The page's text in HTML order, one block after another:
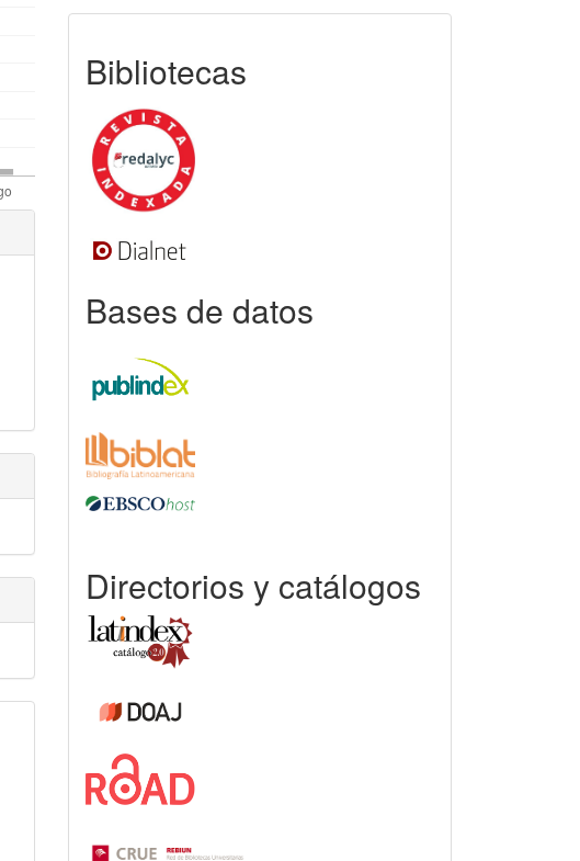
Bibliotecas
Bases de datos
Directorios y catálogos